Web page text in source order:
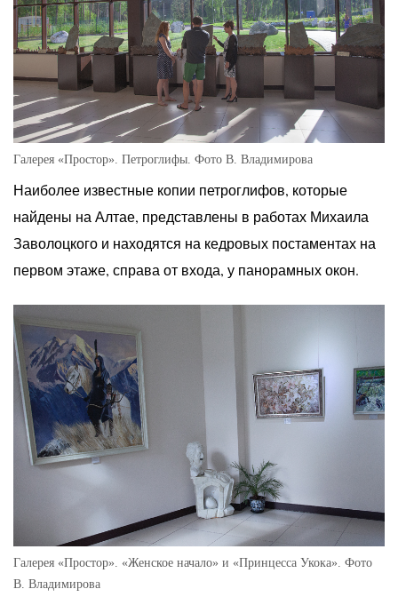
Галерея «Простор». Петроглифы. Фото В. Владимирова
Наиболее известные копии петроглифов, которые
найдены на Алтае, представлены в работах Михаила
Заволоцкого и находятся на кедровых постаментах на
первом этаже, справа от входа, у панорамных окон.
Галерея «Простор». «Женское начало» и «Принцесса Укока». Фото
В. Владимирова